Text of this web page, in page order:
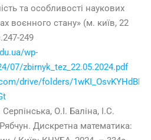
та особливості наукових
воєнного стану» (м. київ, 22
249
wp-
07/zbirnyk_tez_22.05.2024.pdf
drive/folders/1wKI_OsvKYHdBR-
О.І. Баліна, І.С.
Дискретна математика: